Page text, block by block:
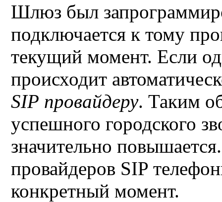
Шлюз был
подключается к тому
текущий момент. Если
происходит
SIP провайдеру. Таким
успешного городского
значительно
провайдеров SIP
конкретный момент.